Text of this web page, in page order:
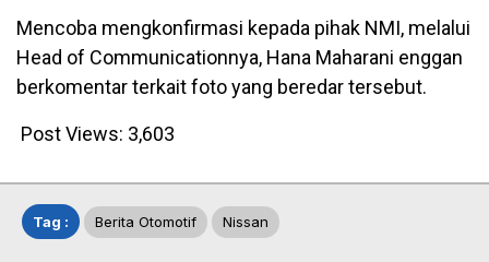
Mencoba mengkonfirmasi kepada pihak NMI, melalui
Head of Communicationnya, Hana Maharani enggan
berkomentar terkait foto yang beredar tersebut.
Post Views: 3,603
Tag : Berita Otomotif Nissan